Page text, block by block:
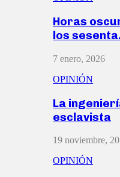
Horas
los
7 enero, 2026
OPINIÓN
La
esclavista
19 noviembre,
OPINIÓN